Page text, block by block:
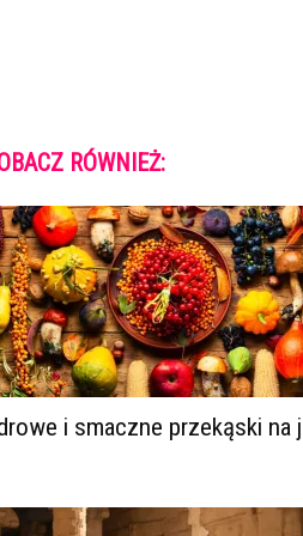
RÓWNIEŻ:
i smaczne przekąski na